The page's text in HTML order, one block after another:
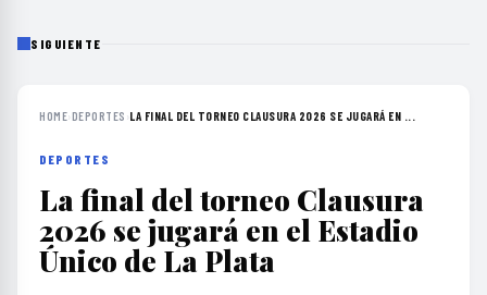
SIGUIENTE
HOME›DEPORTES ›LA FINAL DEL TORNEO CLAUSURA 2026 SE JUGARÁ EN ...
DEPORTES
La final del torneo Clausura
2026 se jugará en el Estadio
Único de La Plata